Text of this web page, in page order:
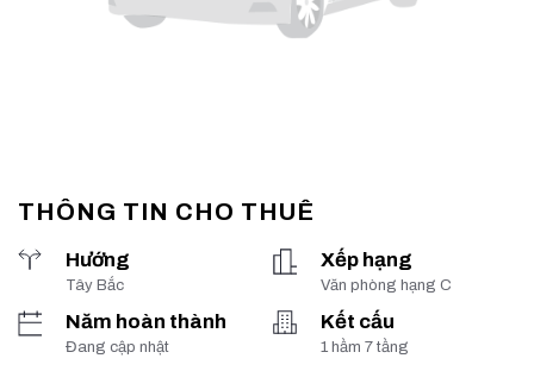
THÔNG TIN CHO THUÊ
Hướng
Tây Bắc
Xếp hạng
Văn phòng hạng C
Năm hoàn thành
Đang cập nhật
Kết cấu
1 hầm 7 tầng